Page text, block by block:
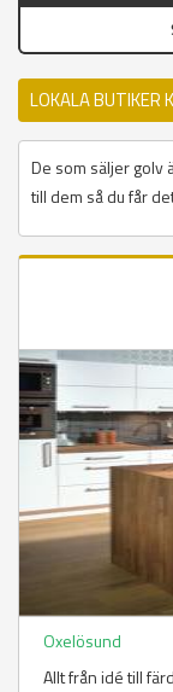
LOKALA BUTIKER
De som säljer golv
till dem så du får
Oxelösund
Allt från idé till